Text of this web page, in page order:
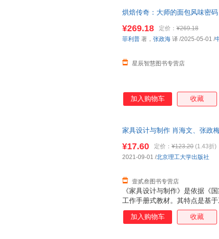
烘焙传奇：大师的面包风味密
¥269.18 定价： ¥269.18
星辰智慧图书专营店
菲利普 著， 张政海 译 /2025-05-01 /
加入购物车 收藏
家具设计与制作 肖海文、张政
《家具设计与制作》是依据《
工作手册式教材。其特点是基
等级要求，引入家具企业典型
线，设计“模块一项目一工作
¥17.60 定价： ¥123.20 (1.43折)
壹贰叁图书专营店
2021-09-01 /北京理工大学出版社
加入购物车 收藏